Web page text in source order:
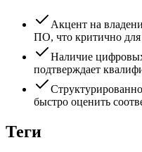
Акцент на
ПО, что критично для
Наличие
подтверждает
быстро оценить
Теги